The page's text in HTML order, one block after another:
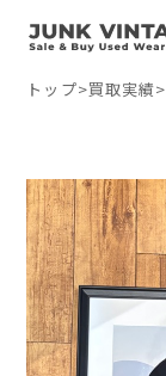
トップ>買取実績>